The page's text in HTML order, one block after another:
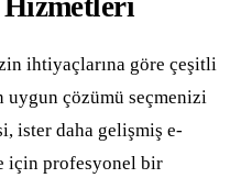
ihtiyaçlarına göre çeşitli
uygun çözümü seçmenizi
ister daha gelişmiş e-
için profesyonel bir